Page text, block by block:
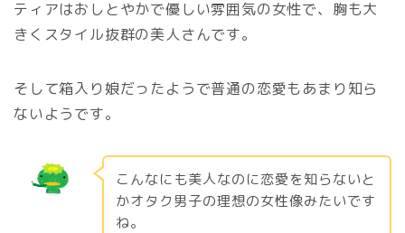
ティアはおしとやかで優しい雰囲気の女性で、胸も大
きくスタイル抜群の美人さんです。
そして箱入り娘だったようで普通の恋愛もあまり知ら
ないようです。
こんなにも美人なのに恋愛を知らないと
かオタク男子の理想の女性像みたいです
ね。